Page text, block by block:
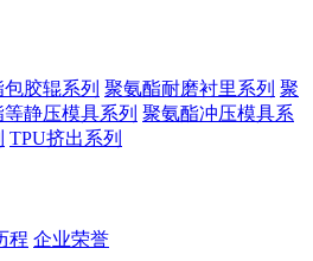
胶辊系列 聚氨酯耐磨衬里系列 聚
静压模具系列 聚氨酯冲压模具系
TPU挤出系列
程 企业荣誉